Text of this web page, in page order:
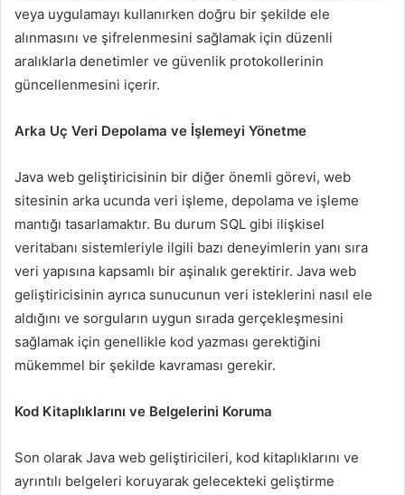
veya uygulamayı kullanırken doğru bir şekilde ele
alınmasını ve şifrelenmesini sağlamak için düzenli
aralıklarla denetimler ve güvenlik protokollerinin
güncellenmesini içerir.
Arka Uç Veri Depolama ve İşlemeyi Yönetme
Java web geliştiricisinin bir diğer önemli görevi, web
sitesinin arka ucunda veri işleme, depolama ve işleme
mantığı tasarlamaktır. Bu durum SQL gibi ilişkisel
veritabanı sistemleriyle ilgili bazı deneyimlerin yanı sıra
veri yapısına kapsamlı bir aşinalık gerektirir. Java web
geliştiricisinin ayrıca sunucunun veri isteklerini nasıl ele
aldığını ve sorguların uygun sırada gerçekleşmesini
sağlamak için genellikle kod yazması gerektiğini
mükemmel bir şekilde kavraması gerekir.
Kod Kitaplıklarını ve Belgelerini Koruma
Son olarak Java web geliştiricileri, kod kitaplıklarını ve
ayrıntılı belgeleri koruyarak gelecekteki geliştirme